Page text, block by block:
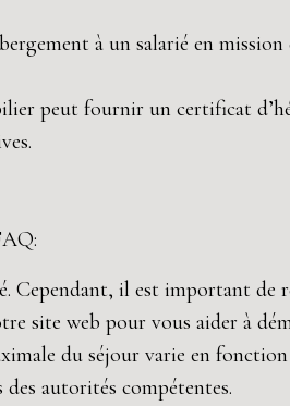
à un salarié en
peut fournir un certificat
Cependant, il est important de
site web pour vous aider à
du séjour varie en
autorités compétentes.